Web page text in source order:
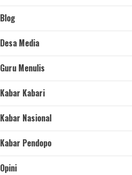
Blog
Desa Media
Guru Menulis
Kabar Kabari
Kabar Nasional
Kabar Pendopo
Opini